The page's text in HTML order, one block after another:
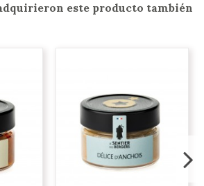
este producto también